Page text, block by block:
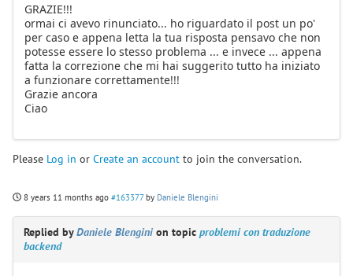
GRAZIE!!!
ormai ci avevo rinunciato... ho riguardato il post un po'
per caso e appena letta la tua risposta pensavo che non
potesse essere lo stesso problema ... e invece ... appena
fatta la correzione che mi hai suggerito tutto ha iniziato
a funzionare correttamente!!!
Grazie ancora
Ciao
Please Log in or Create an account to join the conversation.
8 years 11 months ago #163377 by Daniele Blengini
Replied byDaniele Blengini on topic problemi con traduzione
backend